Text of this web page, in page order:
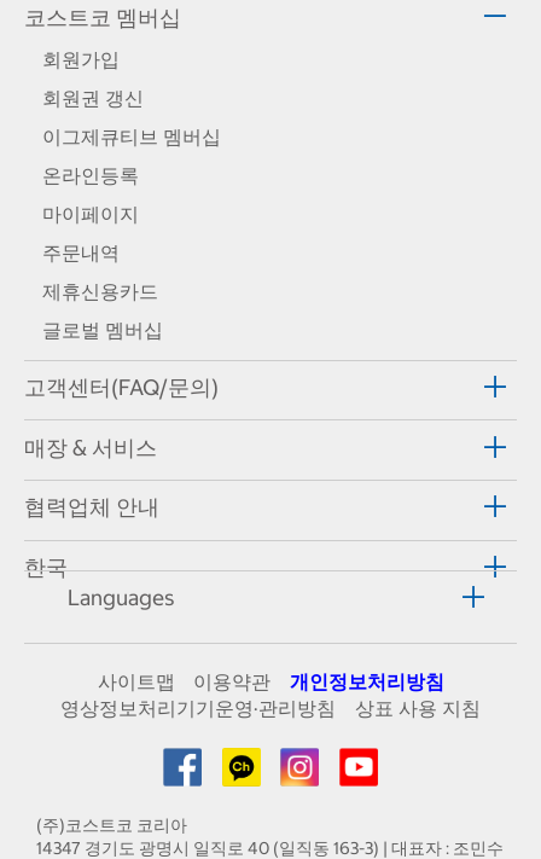
코스트코 멤버십
회원가입
회원권 갱신
이그제큐티브 멤버십
온라인등록
마이페이지
주문내역
제휴신용카드
글로벌 멤버십
고객센터(FAQ/문의)
매장 & 서비스
협력업체 안내
한국
Languages
사이트맵 이용약관
개인정보처리방침
영상정보처리기기운영·관리방침
상표 사용 지침
(주)코스트코 코리아
14347 경기도 광명시 일직로 40 (일직동 163-3) | 대표자 : 조민수